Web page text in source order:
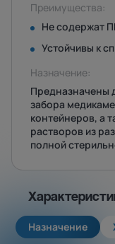
Преимущества:
Не содержат
Устойчивы к
Назначение:
Предназначены
забора
контейнеров, а
растворов из
полной
Назначение